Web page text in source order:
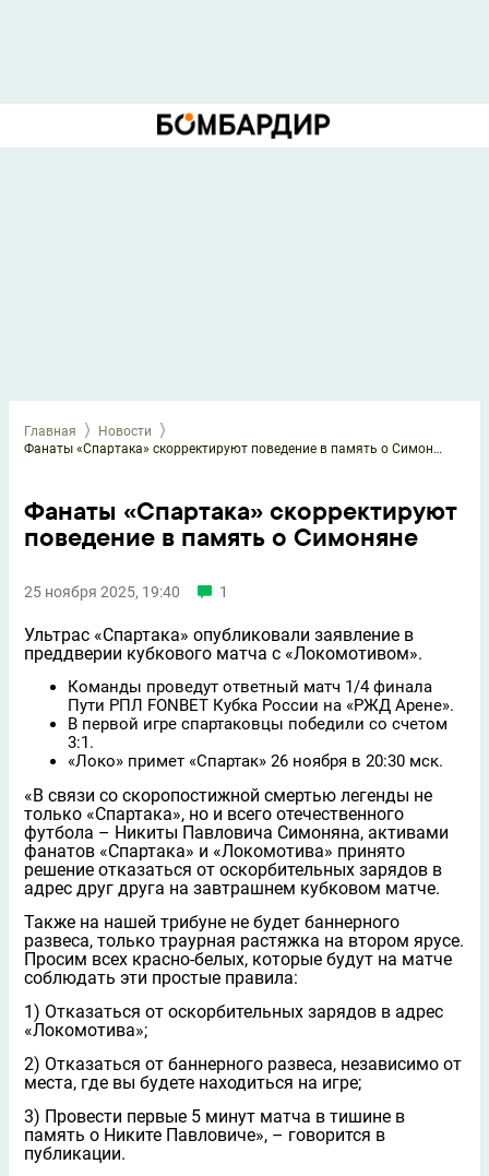
Главная
Новости
Фанаты «Спартака» скорректируют поведение в память о Симоняне
Фанаты «Спартака» скорректируют
поведение в память о Симоняне
25 ноября 2025, 19:40 1
Ультрас «Спартака» опубликовали заявление в
преддверии кубкового матча с «Локомотивом».
Команды проведут ответный матч 1/4 финала
Пути РПЛ FONBET Кубка России на «РЖД Арене».
В первой игре спартаковцы победили со счетом
3:1.
«Локо» примет «Спартак» 26 ноября в 20:30 мск.
«В связи со скоропостижной смертью легенды не
только «Спартака», но и всего отечественного
футбола – Никиты Павловича Симоняна, активами
фанатов «Спартака» и «Локомотива» принято
решение отказаться от оскорбительных зарядов в
адрес друг друга на завтрашнем кубковом матче.
Также на нашей трибуне не будет баннерного
развеса, только траурная растяжка на втором ярусе.
Просим всех красно-белых, которые будут на матче
соблюдать эти простые правила:
1) Отказаться от оскорбительных зарядов в адрес
«Локомотива»;
2) Отказаться от баннерного развеса, независимо от
места, где вы будете находиться на игре;
3) Провести первые 5 минут матча в тишине в
память о Никите Павловиче», – говорится в
публикации.